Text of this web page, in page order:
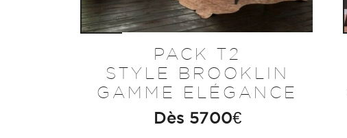
PACK T2
STYLE BROOKLIN
GAMME ELÉGANCE
Dès 5700€